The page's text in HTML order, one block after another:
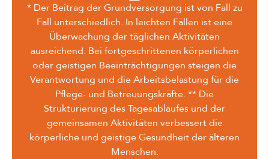
* Der Beitrag der Grundversorgung ist von Fall zu
Fall unterschiedlich. In leichten Fällen ist eine
Überwachung der täglichen Aktivitäten
ausreichend. Bei fortgeschrittenen körperlichen
oder geistigen Beeinträchtigungen steigen die
Verantwortung und die Arbeitsbelastung für die
Pflege- und Betreuungskräfte. ** Die
Strukturierung des Tagesablaufes und der
gemeinsamen Aktivitäten verbessert die
körperliche und geistige Gesundheit der älteren
Menschen.